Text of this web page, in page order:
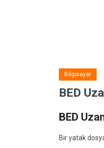
Bilgisayar
BED
BED
Bir yatak